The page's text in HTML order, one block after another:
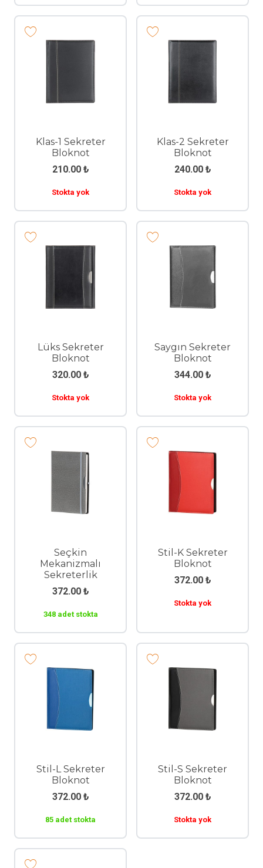
Klas-1 Sekreter
Bloknot
210.00 ₺
Stokta yok
Klas-2 Sekreter
Bloknot
240.00 ₺
Stokta yok
Lüks Sekreter
Bloknot
320.00 ₺
Stokta yok
Saygın Sekreter
Bloknot
344.00 ₺
Stokta yok
Seçkin
Mekanizmalı
Sekreterlik
372.00 ₺
348 adet stokta
Stil-K Sekreter
Bloknot
372.00 ₺
Stokta yok
Stil-L Sekreter
Bloknot
372.00 ₺
85 adet stokta
Stil-S Sekreter
Bloknot
372.00 ₺
Stokta yok